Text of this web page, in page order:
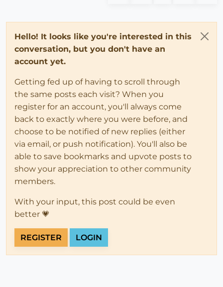
Hello! It looks like you're interested in this
conversation, but you don't have an
account yet.
Getting fed up of having to scroll through
the same posts each visit? When you
register for an account, you'll always come
back to exactly where you were before, and
choose to be notified of new replies (either
via email, or push notification). You'll also be
able to save bookmarks and upvote posts to
show your appreciation to other community
members.
With your input, this post could be even
better 💗
REGISTER LOGIN